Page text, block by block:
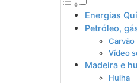
Energias
Petróleo,
Carvão
Vídeo
Madeira e
Hulha